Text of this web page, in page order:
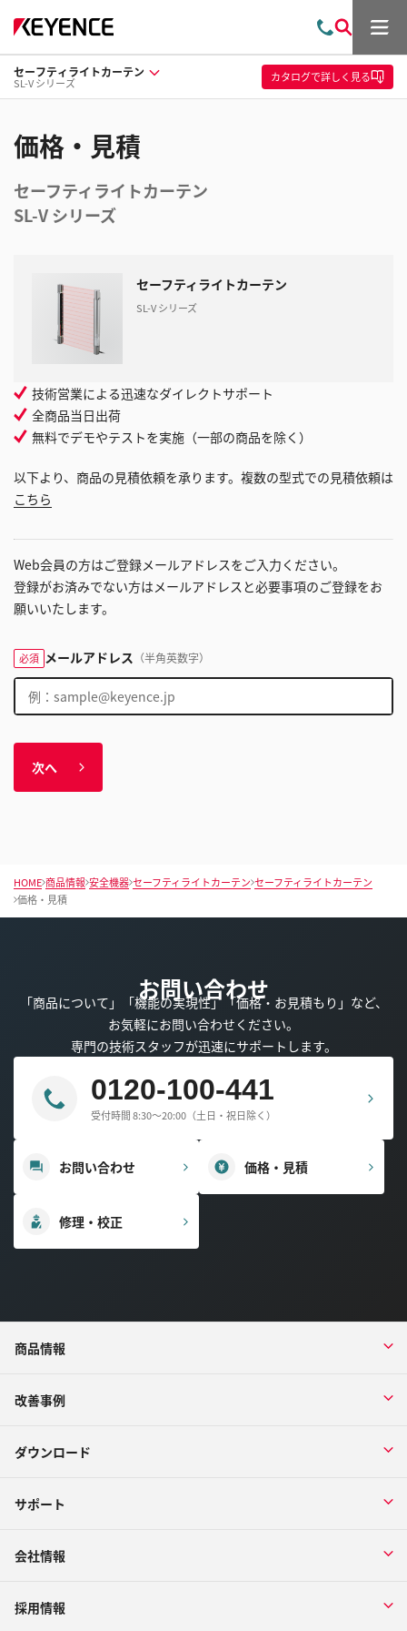
問
い
合
わ
索
メ
ュ
ー
セーフティライトカーテン
SL-V シリーズ カタログで詳しく見る
価格・見積
セーフティライトカーテン
SL-V シリーズ
セーフティライトカーテン
SL-V シリーズ
技術営業による迅速なダイレクトサポート
全商品当日出荷
無料でデモやテストを実施（一部の商品を除く）
以下より、商品の見積依頼を承ります。複数の型式での見積依頼は
こちら
Web会員の方はご登録メールアドレスをご入力ください。
登録がお済みでない方はメールアドレスと必要事項のご登録をお
願いいたします。
必須 メールアドレス （半角英数字）
次へ
HOME 商品情報 安全機器 セーフティライトカーテン セーフティライトカーテン
価格・見積
お問い合わせ
「商品について」「機能の実現性」「価格・お見積もり」など、
お気軽にお問い合わせください。
専門の技術スタッフが迅速にサポートします。
0120-100-441
受付時間 8:30～20:00（土日・祝日除く）
お問い合わせ 価格・見積
修理・校正
商品情報
改善事例
ダウンロード
サポート
会社情報
採用情報